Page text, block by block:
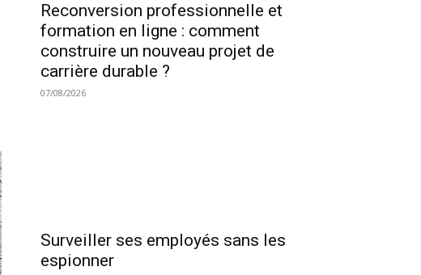
Reconversion professionnelle et
formation en ligne : comment
construire un nouveau projet de
carrière durable ?
07/08/2026
Surveiller ses employés sans les
espionner